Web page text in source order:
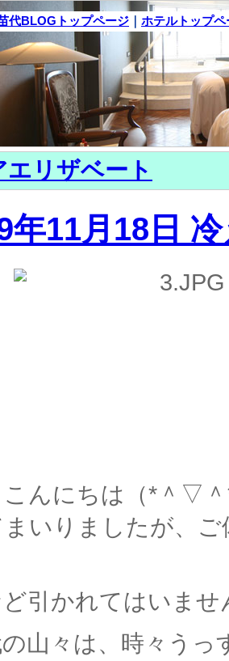
代BLOGトップページ ｜ ホテルトップペ
エリザベート
年11月18日
こんにちは（*＾▽
いりましたが、
引かれてはいませ
山々は、時々うっ